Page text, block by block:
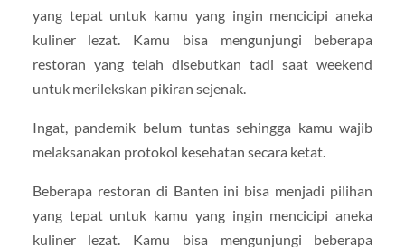
yang tepat untuk kamu yang ingin mencicipi aneka
kuliner lezat. Kamu bisa mengunjungi beberapa
restoran yang telah disebutkan tadi saat weekend
untuk merilekskan pikiran sejenak.
Ingat, pandemik belum tuntas sehingga kamu wajib
melaksanakan protokol kesehatan secara ketat.
Beberapa restoran di Banten ini bisa menjadi pilihan
yang tepat untuk kamu yang ingin mencicipi aneka
kuliner lezat. Kamu bisa mengunjungi beberapa